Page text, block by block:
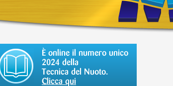
È online il numero unico
2024 della
Tecnica del Nuoto.
Clicca qui